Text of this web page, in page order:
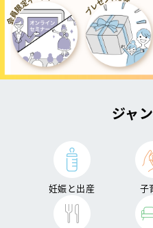
ジャ
妊娠と出産 子